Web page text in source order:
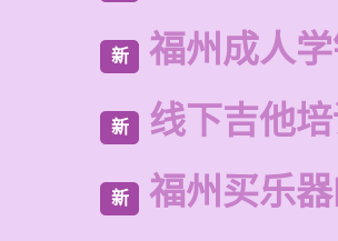
新 福州成人
新 线下吉他
新 福州买乐